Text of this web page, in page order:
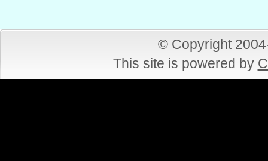
© Copyright
This site is powered by